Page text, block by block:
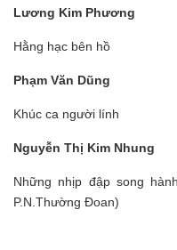
Lương Kim Phương
Hằng hạc bên hồ
Phạm Văn Dũng
Khúc ca người lính
Nguyễn Thị Kim Nhung
Những nhịp đập song
P.N.Thường Đoan)